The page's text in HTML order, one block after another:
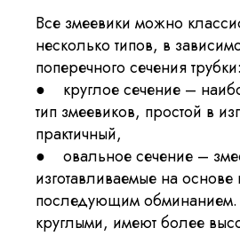
Все змеевики можно
несколько типов, в
поперечного сечения трубки:
● круглое сечение –
тип змеевиков, простой в
практичный,
● овальное сечение –
изготавливаемые на основе
последующим
круглыми, имеют более